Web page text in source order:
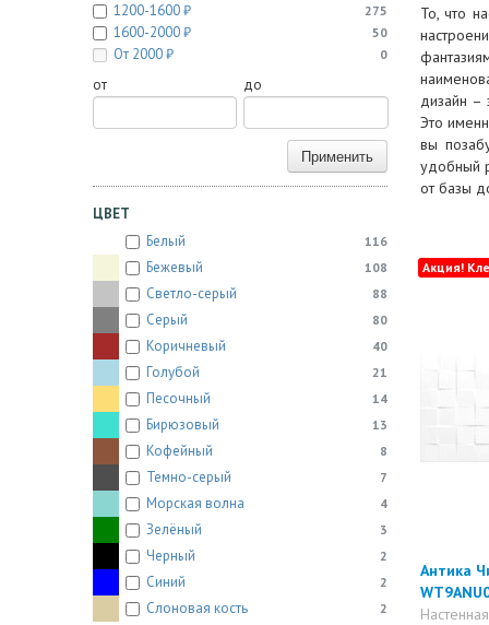
1200-1600 ₽ 275
1600-2000 ₽ 50
От 2000 ₽ 0
от до
Применить
ЦВЕТ
Белый
116
Бежевый 108
Светло-серый 88
Серый 80
Коричневый 40
Голубой 21
Песочный 14
Бирюзовый 13
Кофейный 8
Темно-серый 7
Морская волна 4
Зелёный 3
Черный 2
Синий 2
Слоновая кость 2
То, что
дизайн –
Это
вы
удобный
от базы
Акция!
Антика